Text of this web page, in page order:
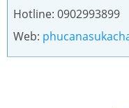
Hotline: 0902993899
Web: